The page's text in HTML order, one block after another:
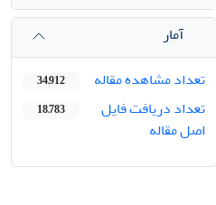
آمار
تعداد مشاهده مقاله
34,912
تعداد دریافت فایل
اصل مقاله
18,783